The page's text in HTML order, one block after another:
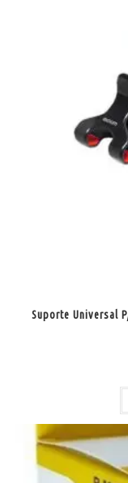
Suporte Universal